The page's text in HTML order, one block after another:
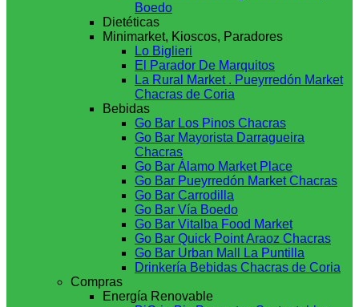
Boedo
Dietéticas
Minimarket, Kioscos, Paradores
Lo Biglieri
El Parador De Marquitos
La Rural Market . Pueyrredón Market
Chacras de Coria
Bebidas
Go Bar Los Pinos Chacras
Go Bar Mayorista Darragueira
Chacras
Go Bar Álamo Market Place
Go Bar Pueyrredón Market Chacras
Go Bar Carrodilla
Go Bar Vía Boedo
Go Bar Vitalba Food Market
Go Bar Quick Point Araoz Chacras
Go Bar Urban Mall La Puntilla
Drinkería Bebidas Chacras de Coria
Compras
Energía Renovable